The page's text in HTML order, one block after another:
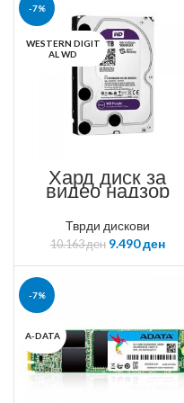
-7%
WESTERN DIGIT
AL WD
Хард диск за
видео надзор
HDD 4TB
WesternDigital
Purple Video
Surveillance
Тврди дискови
10.163ден 9.490ден
-7%
A-DATA